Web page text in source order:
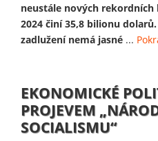
neustále nových
2024 činí 35,8 bilionu
zadlužení nemá jasné ...
EKONOMICKÉ
PROJEVEM
SOCIALISMU“